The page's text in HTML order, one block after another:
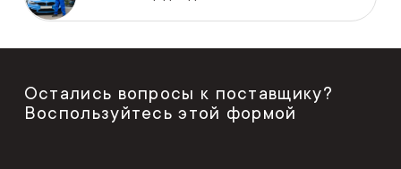
Остались вопросы к поставщику?
Воспользуйтесь этой формой